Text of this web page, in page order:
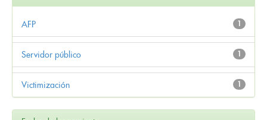
1
AFP
1
Servidor público
1
Victimización